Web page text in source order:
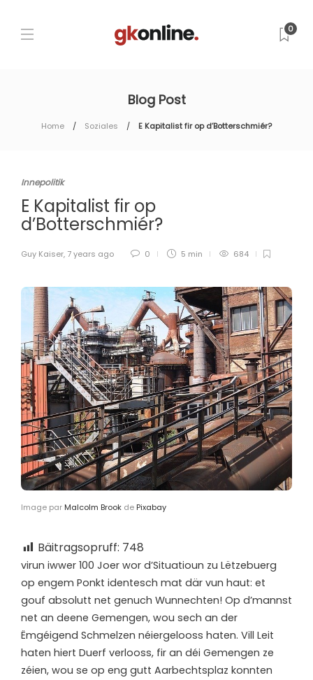
0
Blog Post
Home Soziales E Kapitalist fir op d’Botterschmiér?
Innepolitik
E Kapitalist fir op
d’Botterschmiér?
Guy Kaiser, 7 years ago 0 5 min 684
Image par Malcolm Brook de Pixabay
Bäitragsopruff: 748
virun iwwer 100 Joer wor d’Situatioun zu Lëtzebuerg
op engem Ponkt identesch mat där vun haut: et
gouf absolutt net genuch Wunnechten! Op d’mannst
net an deene Gemengen, wou sech an der
Ëmgéigend Schmelzen néiergelooss haten. Vill Leit
haten hiert Duerf verlooss, fir an déi Gemengen ze
zéien, wou se op eng gutt Aarbechtsplaz konnten